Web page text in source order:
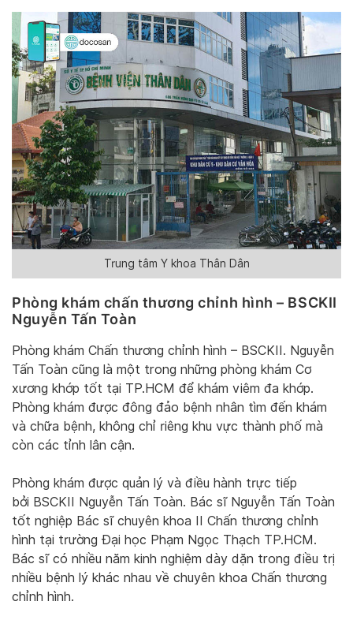
Trung tâm Y khoa Thân Dân
Phòng khám chấn thương chỉnh hình – BSCKII
Nguyễn Tấn Toàn
Phòng khám Chấn thương chỉnh hình – BSCKII. Nguyễn
Tấn Toàn cũng là một trong những phòng khám Cơ
xương khớp tốt tại TP.HCM để khám viêm đa khớp.
Phòng khám được đông đảo bệnh nhân tìm đến khám
và chữa bệnh, không chỉ riêng khu vực thành phố mà
còn các tỉnh lân cận.
Phòng khám được quản lý và điều hành trực tiếp
bởi BSCKII Nguyễn Tấn Toàn. Bác sĩ Nguyễn Tấn Toàn
tốt nghiệp Bác sĩ chuyên khoa II Chấn thương chỉnh
hình tại trường Đại học Phạm Ngọc Thạch TP.HCM.
Bác sĩ có nhiều năm kinh nghiệm dày dặn trong điều trị
nhiều bệnh lý khác nhau về chuyên khoa Chấn thương
chỉnh hình.